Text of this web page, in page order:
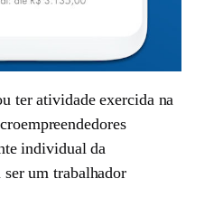
ter atividade exercida na
individual da
um trabalhador